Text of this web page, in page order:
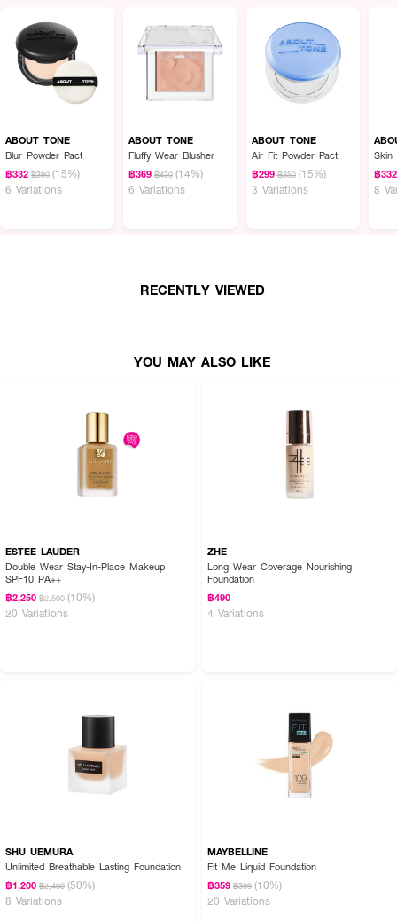
ผลลัพธ์ที่ได้:
รองพื้นสูตรวีแกนเนื้อลิควิดที่ผสานเทคโนโลยีแป้งทรงกลมพิเศษ (Special
spherical powder formula) ช่วยทำหน้าที่พรางและปกปิดรูขุมขนได้อย่างแนบ
สมบูรณ์แบบ ผ่านการทดสอบการระคายเคืองผิวและการทดสอบวีแกนมาเรียบร้อย
● อะเบาท์_โทน. สกิน เลเยอร์ฟิต ฟาวเดชั่น (รองพื้นเนื้อลิควิดสูตรวีแกนชนิดซอง)
● สูตรแป้งทรงกลมพิเศษ (Special spherical powder) ช่วยปกปิดอำพรางรูขุม
ขนและให้ฟินิชผิวแบบเบลอสวยเนียนใส
● เนื้อสัมผัสบางเบา ยึดเกาะผิวได้ดีเยี่ยม ไม่เป็นคราบ สามารถทาซ้ำเพิ่มระดับการ
ปกปิด (Buildable) เพื่อฐานเมคอัพที่สมบูรณ์แบบ
● ผ่านการทดสอบการระคายเคืองผิวหนัง (Skin irritation test) และผ่านการ
ทดสอบวีแกน (Vegan test) เหมาะสำหรับทุกสภาพผิว
● มีเฉดสีที่ออกแบบมาให้เข้ากับโทนผิวอย่างเป็นธรรมชาติ: #19 Fair, #21 Warm
Light, #21 Cool Light, #22 Ivory และ #23 Natural
● เขย่าซองรองพื้นก่อนใช้งานทุกครั้ง จากนั้นบีบเนื้อรองพื้นในปริมาณที่เหมาะสม
ลงบนผิวหน้า แล้วใช้นิ้วมือ พู่กัน หรือฟองน้ำแต่งหน้าเกลี่ยเนื้อรองพื้นให้เรียบ
เนียนสม่ำเสมอทั่วใบหน้าก่อนการลงเครื่องสำอางขั้นตอนถัดไป
Water, Cyclopentasiloxane, CI 77891/Titanium Dioxide, Butylene Glycol,
Isododecane, Methylpropanediol, Butylene Glycol Dicaprylate/Dicaprate,
Cetyl PEG/PPG-10/1 Dimethicone, Niacinamide, PVP, C12-15 Alkyl
Benzoate, Squalane, CI 77492/Iron Oxide Yellow, Polyglyceryl-4
ABOUT TONE
Blur Powder Pact
฿332 ฿390 (15%)
6 Variations
ABOUT TONE
Fluffy Wear Blusher
฿369 ฿430 (14%)
6 Variations
ABOUT TONE
Air Fit Powder Pact
฿299 ฿350 (15%)
3 Variations
Skin
฿332
8
RECENTLY VIEWED
YOU MAY ALSO LIKE
ESTEE LAUDER
Double Wear Stay-In-Place Makeup
SPF10 PA++
฿2,250 ฿2,500 (10%)
20 Variations
ZHE
Long Wear Coverage Nourishing
Foundation
฿490
4 Variations
SHU UEMURA
Unlimited Breathable Lasting Foundation
฿1,200 ฿2,400 (50%)
8 Variations
MAYBELLINE
Fit Me Liquid Foundation
฿359 ฿399 (10%)
20 Variations